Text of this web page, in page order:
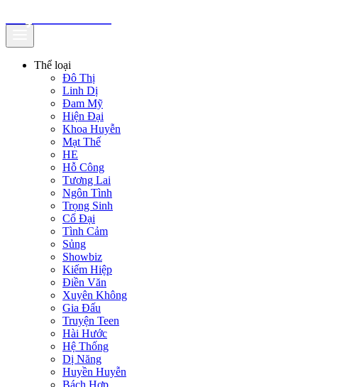
Thể loại
Đô Thị
Linh Dị
Đam Mỹ
Hiện Đại
Khoa Huyễn
Mạt Thế
HE
Hỗ Công
Tương Lai
Ngôn Tình
Trọng Sinh
Cổ Đại
Tình Cảm
Sủng
Showbiz
Kiếm Hiệp
Điền Văn
Xuyên Không
Gia Đấu
Truyện Teen
Hài Hước
Hệ Thống
Dị Năng
Huyền Huyễn
Bách Hợp